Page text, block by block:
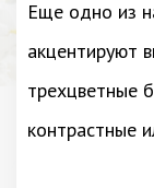
Еще одно из
акцентируют
трехцветные
контрастные